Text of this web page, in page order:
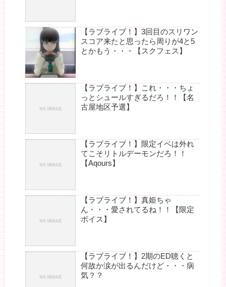
【ラブライブ！】3回目のスリワン
スコア来たと思ったら周りが4と5
とかもう・・・【スクフェス】
【ラブライブ！】これ・・・ちょ
っとシュールすぎるだろ！！【名
古屋地区予選】
【ラブライブ！】限定イベは外れ
てこそリトルデーモンだろ！！
【Aqours】
【ラブライブ！】真姫ちゃ
ん・・・愛されてるね！！【限定
ボイス】
【ラブライブ！】2期のED聴くと
何故か涙が出るんだけど・・・病
気？？